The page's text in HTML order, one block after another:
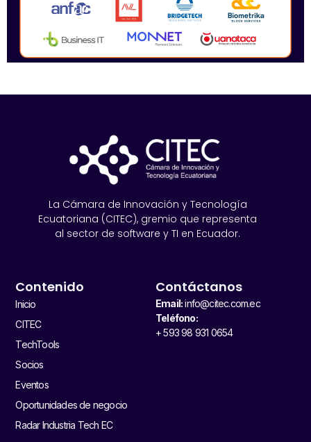
La Cámara de Innovación y Tecnología
Ecuatoriana (CITEC), gremio que representa
al sector de software y TI en Ecuador.
Contenido
Inicio
CITEC
TechTools
Socios
Eventos
Oportunidades de negocio
Radar Industria Tech EC
Contáctanos
Email:info@citec.com.ec
Teléfono:
+ 593 98 931 0654